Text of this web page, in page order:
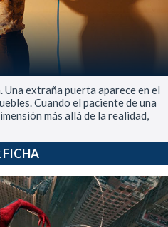
extraña puerta aparece en el
Cuando el paciente de una
más allá de la realidad,
FICHA